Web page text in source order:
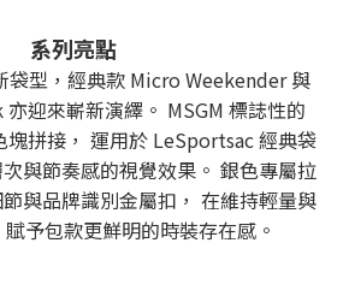
系列亮點
袋型，經典款 Micro Weekender 與
迎來嶄新演繹。 MSGM 標誌性的
拼接， 運用於 LeSportsac 經典袋
與節奏感的視覺效果。 銀色專屬拉
與品牌識別金屬扣， 在維持輕量與
予包款更鮮明的時裝存在感。